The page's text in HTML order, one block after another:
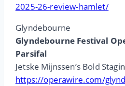
2025-26-review-hamlet/
Glyndebourne
Glyndebourne Festival
Parsifal
Jetske Mijnssen’s Bold
https://operawire.com/